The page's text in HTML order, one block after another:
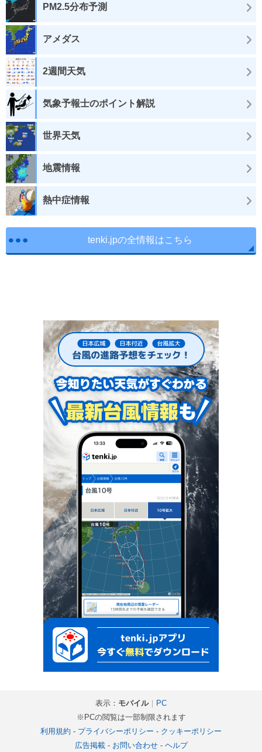
PM2.5分布予測
アメダス
2週間天気
気象予報士のポイント解説
世界天気
地震情報
熱中症情報
tenki.jpの全情報はこちら
表示： モバイル｜ PC
※PCの閲覧は一部制限されます
利用規約 - プライバシーポリシー - クッキーポリシー
広告掲載- お問い合わせ- ヘルプ